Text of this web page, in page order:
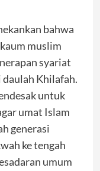
bahwa
muslim
syariat
daulah Khilafah.
untuk
umat Islam
generasi
ke tengah
umum